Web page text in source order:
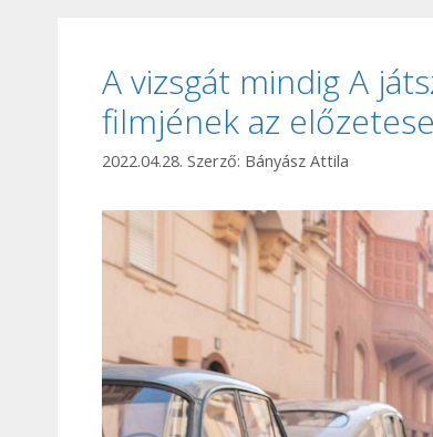
A vizsgát mindig A
filmjének az előzetese
2022.04.28. Szerző: Bányász Attila